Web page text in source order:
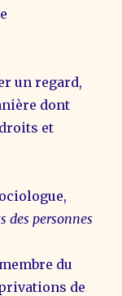
un regard,
dont
et
des personnes
du
de